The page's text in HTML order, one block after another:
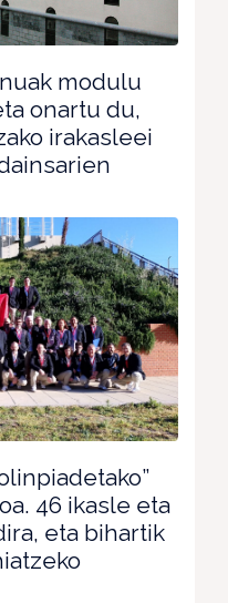
modulu
onartu du,
irakasleei
46 ikasle eta
eta bihartik